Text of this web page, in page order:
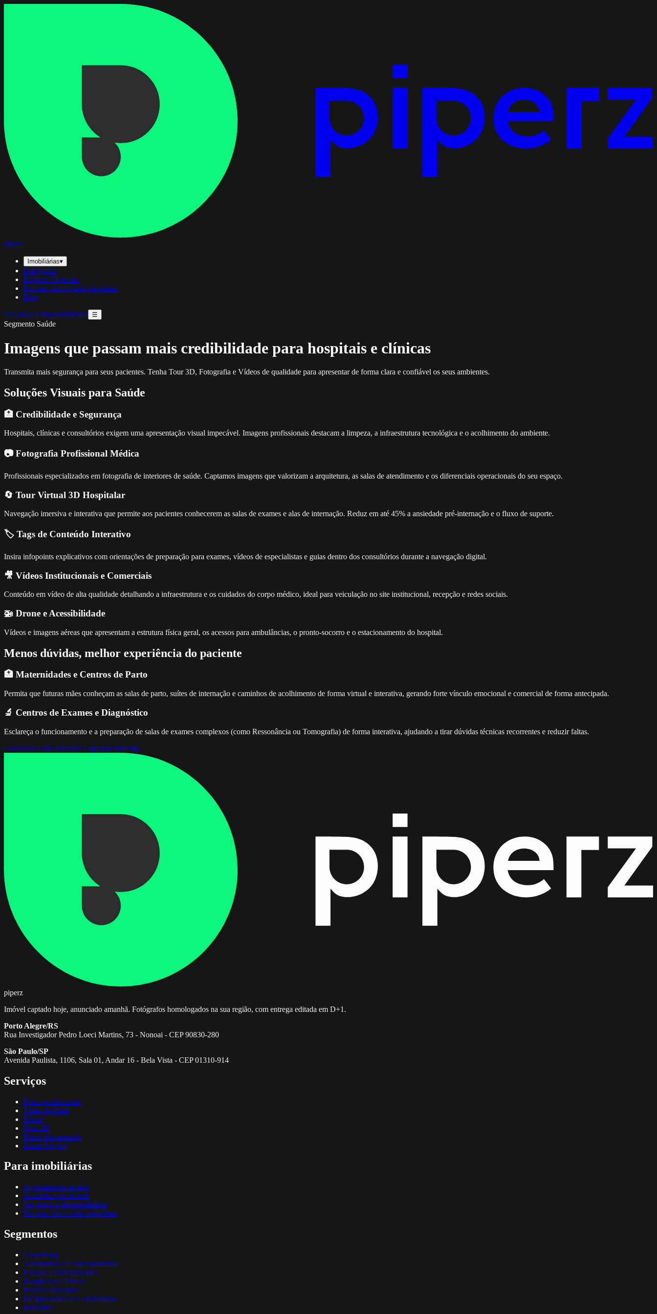
piperz
Imobiliárias▾
Fotógrafos
Projetos Especiais
Por que foto e vídeo importam
Blog
Ver preço e disponibilidade ☰
Segmento Saúde
Imagens que passam mais credibilidade para hospitais e clínicas
Transmita mais segurança para seus pacientes. Tenha Tour 3D, Fotografia e Vídeos de qualidade para apresentar de forma clara e confiável os seus ambientes.
Soluções Visuais para Saúde
🏥 Credibilidade e Segurança
Hospitais, clínicas e consultórios exigem uma apresentação visual impecável. Imagens profissionais destacam a limpeza, a infraestrutura tecnológica e o acolhimento do ambiente.
📷 Fotografia Profissional Médica
Profissionais especializados em fotografia de interiores de saúde. Captamos imagens que valorizam a arquitetura, as salas de atendimento e os diferenciais operacionais do seu espaço.
🔄 Tour Virtual 3D Hospitalar
Navegação imersiva e interativa que permite aos pacientes conhecerem as salas de exames e alas de internação. Reduz em até 45% a ansiedade pré-internação e o fluxo de suporte.
🏷️ Tags de Conteúdo Interativo
Insira infopoints explicativos com orientações de preparação para exames, vídeos de especialistas e guias dentro dos consultórios durante a navegação digital.
🎥 Vídeos Institucionais e Comerciais
Conteúdo em vídeo de alta qualidade detalhando a infraestrutura e os cuidados do corpo médico, ideal para veiculação no site institucional, recepção e redes sociais.
🚁 Drone e Acessibilidade
Vídeos e imagens aéreas que apresentam a estrutura física geral, os acessos para ambulâncias, o pronto-socorro e o estacionamento do hospital.
Menos dúvidas, melhor experiência do paciente
🏥 Maternidades e Centros de Parto
Permita que futuras mães conheçam as salas de parto, suítes de internação e caminhos de acolhimento de forma virtual e interativa, gerando forte vínculo emocional e comercial de forma antecipada.
🔬 Centros de Exames e Diagnóstico
Esclareça o funcionamento e a preparação de salas de exames complexos (como Ressonância ou Tomografia) de forma interativa, ajudando a tirar dúvidas técnicas recorrentes e reduzir faltas.
Conversar com consultor e agendar briefing
piperz
Imóvel captado hoje, anunciado amanhã. Fotógrafos homologados na sua região, com entrega editada em D+1.
Porto Alegre/RS
Rua Investigador Pedro Loeci Martins, 73 - Nonoai - CEP 90830-280
São Paulo/SP
Avenida Paulista, 1106, Sala 01, Andar 16 - Bela Vista - CEP 01310-914
Serviços
Fotos profissionais
Vídeo & Reels
Drone
Tour 3D
Planta humanizada
Home Staging
Para imobiliárias
Agendamento avulso
Assinatura recorrente
Ver preço e disponibilidade
Por que foto e vídeo importam
Segmentos
Coworking
Automotivo e Concessionárias
Escolas e Universidades
Hospitais e Clínicas
Hotéis e Pousadas
Incorporadoras e Construtoras
Indústrias